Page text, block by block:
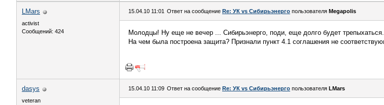
LMars
activist
Сообщений: 424
15.04.10 11:01 Ответ на сообщение Re: УК vs Сибирьэнерго пользователя Megapolis
Молодцы! Ну еще не вечер ... Сибирьэнерго, поди, еще долго будет трепыхаться.
На чем была построена защита? Признали пункт 4.1 соглашения не
dasys
veteran
15.04.10 11:09 Ответ на сообщение Re: УК vs Сибирьэнерго пользователя LMars